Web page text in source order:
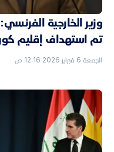
وزير الخارجية
تم استهداف إقليم
الجمعة 6 فبراير 2026 12:16 ص